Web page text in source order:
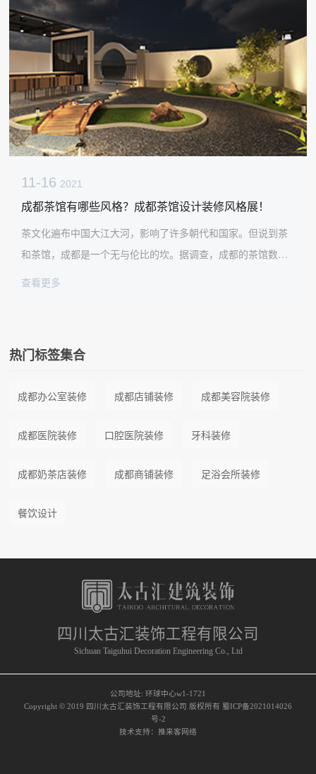
11-16 2021
成都茶馆有哪些风格？成都茶馆设计装修风格展！
茶文化遍布中国大江大河，影响了许多朝代和国家。但说到茶
和茶馆，成都是一个无与伦比的坎。据调查，成都的茶馆数量
是世界上最多的，各种茶馆设计和装修风格都能满足大家的需
查看更多
热门标签集合
成都办公室装修 成都店铺装修 成都美容院装修
成都医院装修 口腔医院装修 牙科装修
成都奶茶店装修 成都商铺装修 足浴会所装修
餐饮设计
四川太古汇装饰工程有限公司
Sichuan Taiguhui Decoration Engineering Co., Ltd
公司地址: 环球中心w1-1721
Copyright © 2019 四川太古汇装饰工程有限公司 版权所有 蜀ICP备2021014026
号-2
技术支持：推来客网络